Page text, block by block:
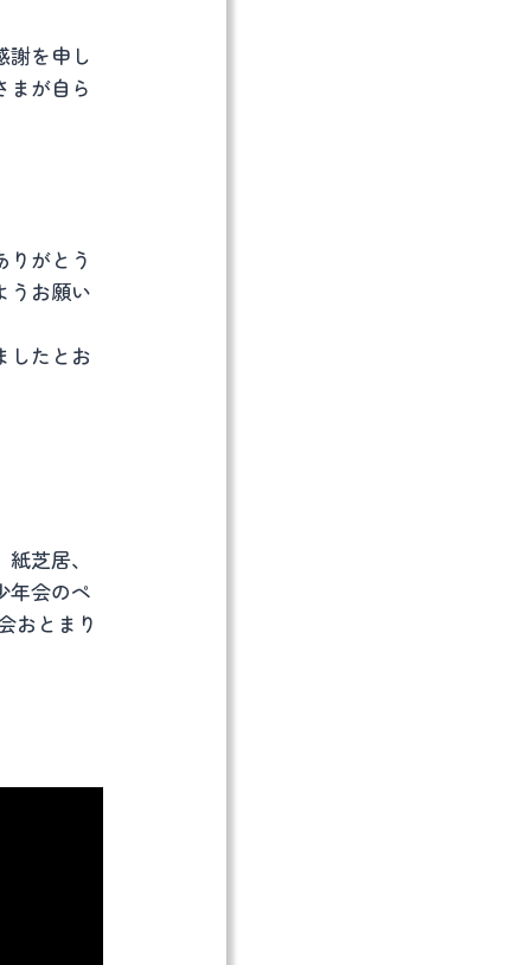
謝を申し
まが自ら
がとう
うお願い
したとお
芝居、
年会のペ
おとまり